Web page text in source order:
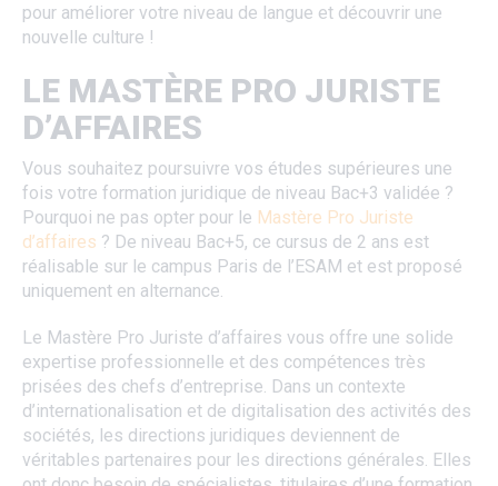
pour améliorer votre niveau de langue et découvrir une
nouvelle culture !
LE MASTÈRE PRO JURISTE
D’AFFAIRES
Vous souhaitez poursuivre vos études supérieures une
fois votre formation juridique de niveau Bac+3 validée ?
Pourquoi ne pas opter pour le Mastère Pro Juriste
d’affaires ? De niveau Bac+5, ce cursus de 2 ans est
réalisable sur le campus Paris de l’ESAM et est proposé
uniquement en alternance.
Le Mastère Pro Juriste d’affaires vous offre une solide
expertise professionnelle et des compétences très
prisées des chefs d’entreprise. Dans un contexte
d’internationalisation et de digitalisation des activités des
sociétés, les directions juridiques deviennent de
véritables partenaires pour les directions générales. Elles